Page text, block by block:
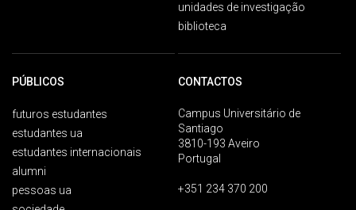
unidades de investigação
biblioteca
PÚBLICOS
futuros estudantes
estudantes ua
estudantes internacionais
alumni
pessoas ua
CONTACTOS
Campus Universitário de
Santiago
3810-193 Aveiro
Portugal
+351 234 370 200